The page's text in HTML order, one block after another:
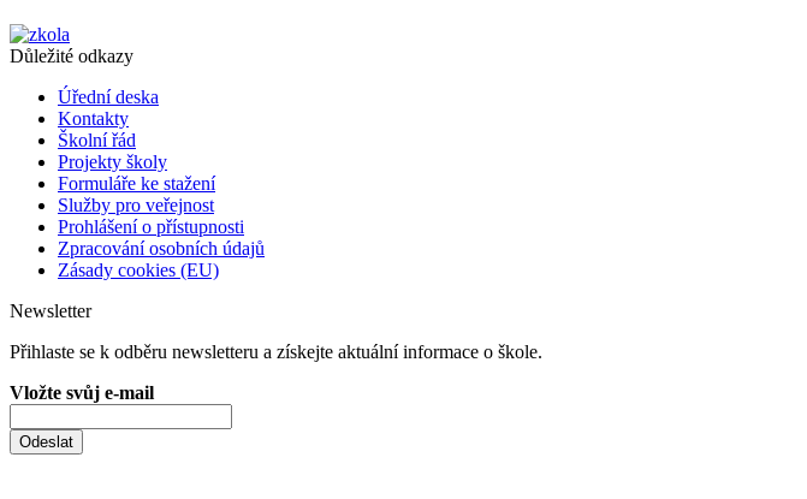
Důležité odkazy
Úřední deska
Kontakty
Školní řád
Projekty školy
Formuláře ke stažení
Služby pro veřejnost
Prohlášení o přístupnosti
Zpracování osobních údajů
Zásady cookies (EU)
Newsletter
Přihlaste se k odběru newsletteru a získejte aktuální informace o škole.
Vložte svůj e-mail
Odeslat